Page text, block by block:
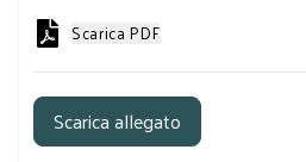
Scarica PDF
Scarica allegato